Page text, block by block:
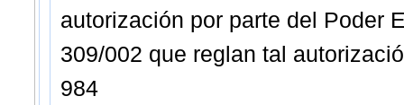
autorización por parte del Poder
309/002 que reglan tal
984